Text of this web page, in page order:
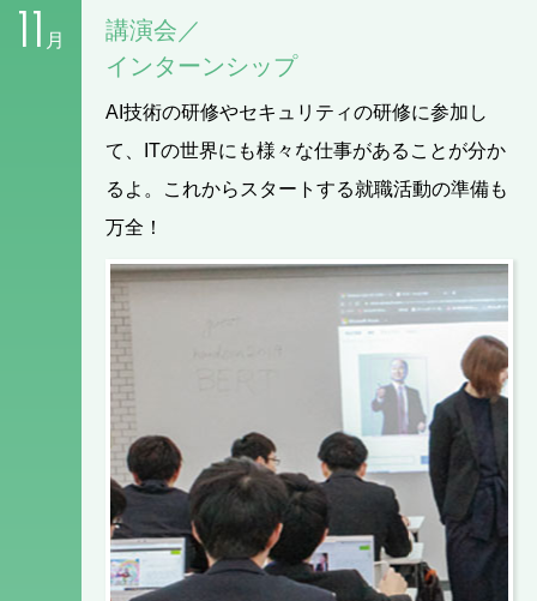
11 月
講演会／
インターンシップ
AI技術の研修やセキュリティの研修に参加し
て、ITの世界にも様々な仕事があることが分か
るよ。これからスタートする就職活動の準備も
万全！